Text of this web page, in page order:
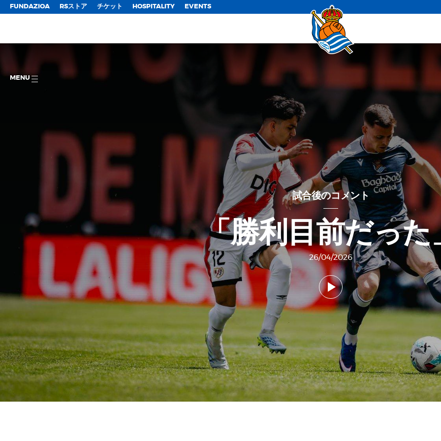
FUNDAZIOA RSストア チケット HOSPITALITY EVENTS
MENU
試合後のコメント
「勝利目前だった
26/04/2026